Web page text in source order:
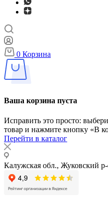
0 Корзина
Ваша корзина пуста
Исправить это просто:
товар и нажмите кнопку «В
Перейти в каталог
Калужская обл., Жуковский